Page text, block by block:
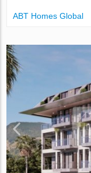
ABT Homes Global